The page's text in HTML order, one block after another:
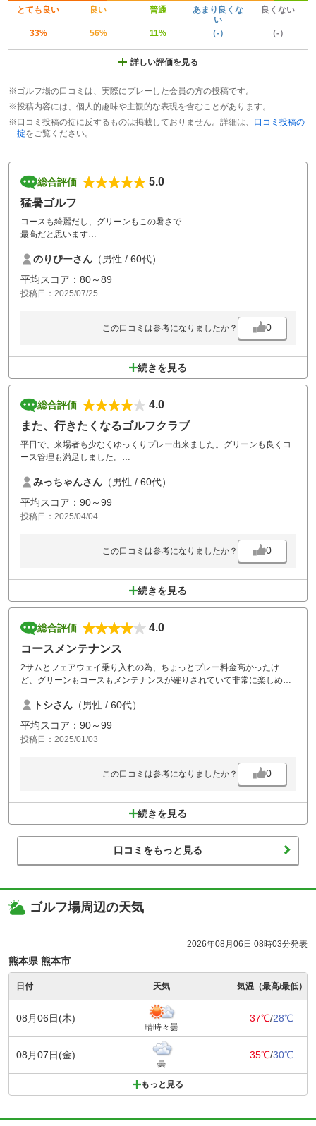
とても良い 良い 普通
あまり良くな
い
良くない
33% 56% 11% （-） （-）
詳しい評価を見る
※ゴルフ場の口コミは、実際にプレーした会員の方の投稿です。
※投稿内容には、個人的趣味や主観的な表現を含むことがあります。
※口コミ投稿の掟に反するものは掲載しておりません。詳細は、 口コミ投稿の
掟をご覧ください。
総合評価
5.0
猛暑ゴルフ
コースも綺麗だし、グリーンもこの暑さで
最高だと思います
主に阿蘇方面のラウンドが多かったんですが、
今回を機に鹿北ゴルフに来ようと思います
今回のリベンジもありますし(^_^)
のりぴーさん （男性 / 60代）
平均スコア：80～89
投稿日：2025/07/25
この口コミは参考になりましたか？ 0
続きを見る
総合評価
4.0
また、行きたくなるゴルフクラブ
平日で、来場者も少なくゆっくりプレー出来ました。グリーンも良くコ
ース管理も満足しました。
みっちゃんさん （男性 / 60代）
平均スコア：90～99
投稿日：2025/04/04
この口コミは参考になりましたか？ 0
続きを見る
総合評価
4.0
コースメンテナンス
2サムとフェアウェイ乗り入れの為、ちょっとプレー料金高かったけ
ど、グリーンもコースもメンテナンスが確りされていて非常に楽しめま
風呂も天然温泉と露天風呂も有りびっくりしました。
またプレーしたいコースです
トシさん （男性 / 60代）
平均スコア：90～99
投稿日：2025/01/03
この口コミは参考になりましたか？ 0
続きを見る
口コミをもっと見る
ゴルフ場周辺の天気
2026年08月06日 08時03分発表
熊本県 熊本市
日付 天気 気温（最高/最低）
08月06日(木)
晴時々曇
37℃/28℃
08月07日(金)
曇
35℃/30℃
もっと見る